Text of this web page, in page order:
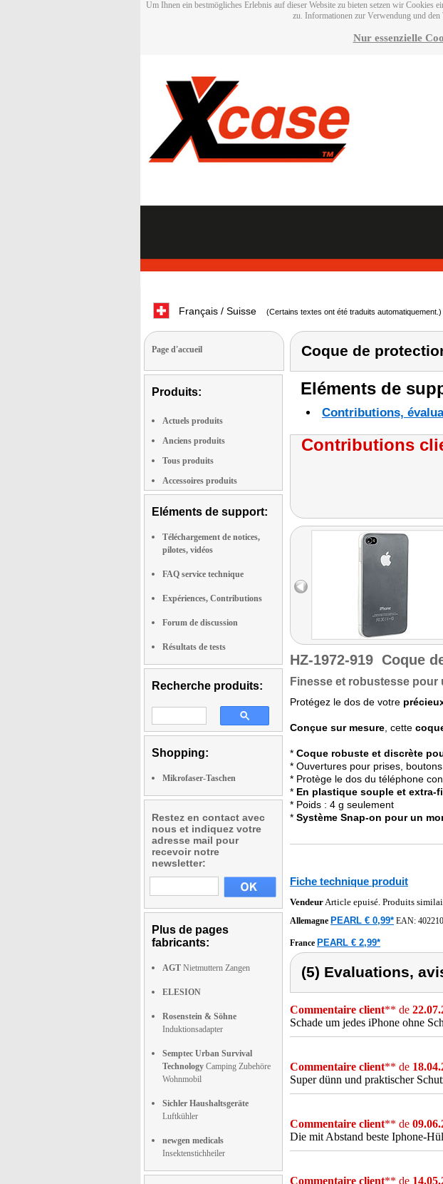
Um Ihnen ein bestmögliches Erlebnis auf dieser Website zu bieten setzen wir
zu. Informationen zur Verwendung und
Nur essenzielle
Français / Suisse (Certains textes ont été traduits automatiquement.)
Page d'accueil
Produits:
Actuels produits
Anciens produits
Tous produits
Accessoires produits
Eléments de support:
Téléchargement de notices,
pilotes, vidéos
FAQ service technique
Expériences, Contributions
Forum de discussion
Résultats de tests
Recherche produits:
Shopping:
Mikrofaser-Taschen
Restez en contact avec
nous et indiquez votre
adresse mail pour
recevoir notre
newsletter:
Plus de pages
fabricants:
AGT Nietmuttern Zangen
ELESION
Rosenstein & Söhne
Induktionsadapter
Semptec Urban Survival
Technology Camping Zubehöre
Wohnmobil
Sichler Haushaltsgeräte
Luftkühler
newgen medicals
Insektenstichheiler
Coque de
Eléments de
Contributions,
Contributions
HZ-1972-919 Coque
Finesse et robustesse
Protégez le dos de votre
Conçue sur mesure , cette
* Coque robuste et discrète
* Ouvertures pour prises,
* Protège le dos du téléphone
* En plastique souple et extra-
* Poids : 4 g seulement
* Système Snap-on pour un
Fiche technique produit
VendeurArticle epuisé. Produits
Allemagne PEARL € 0,99* EAN:
France PEARL € 2,99*
(5) Evaluations,
Commentaire client** de
Schade um jedes iPhone ohne
Commentaire client** de
Super dünn und praktischer
Commentaire client** de
Die mit Abstand beste Iphone-
Commentaire client** de